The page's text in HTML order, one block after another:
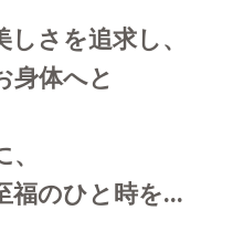
さを追求し、
身体へと
福のひと時を...